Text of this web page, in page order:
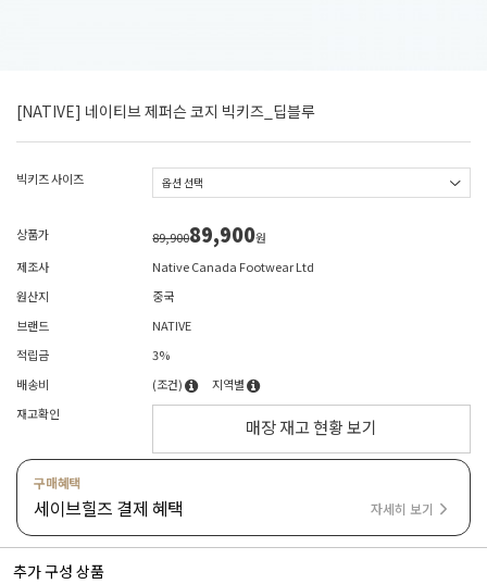
[NATIVE] 네이티브 제퍼슨 코지 빅키즈_딥블루
빅키즈 사이즈
상품가 89,90089,900원
제조사
Native Canada Footwear Ltd
원산지
중국
브랜드
NATIVE
적립금
3%
배송비
(조건)
지역별
재고확인
매장 재고 현황 보기
구매혜택
세이브힐즈 결제 혜택 자세히 보기
추가 구성 상품